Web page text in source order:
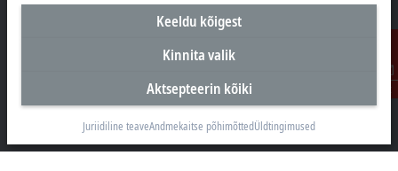
Kontakt
Beckhoff Automation OÜ
Valukoja 8, Öpiku 2
11415 Tallinn
Keeldu kõigest
Kinnita valik
Aktsepteerin kõiki
Juriidiline teaveAndmekaitse põhimõttedÜldtingimused